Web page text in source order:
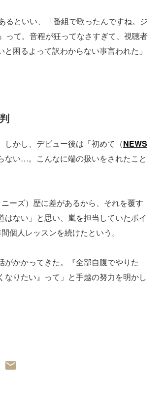
るといい、「番組で歌ったんですね。ジ
って。音程が狂ってなさすぎて、視聴者
困るよって訳わからない事言われた」
しかし、デビュー後は「初めて（NEWS
ない…。こんなに端の扱いをされたこと
ーズ）歴に差があるから、それを覆す
ない」と思い、嵐を担当していたボイ
個人レッスンを続けたという。
かかってきた。『全部自腹でやりた
りたい』って」と手越の努力を明かし